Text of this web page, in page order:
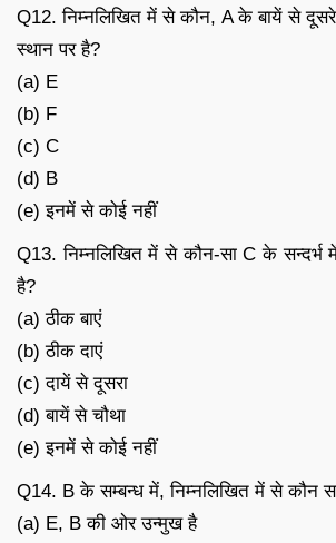
Q12. निम्नलिखित में से कौन, A के बायें से
स्थान पर है?
(a) E
(b) F
(c) C
(d) B
(e) इनमें से कोई नहीं
Q13. निम्नलिखित में से कौन-सा C के सन्दर्भ
है?
(a) ठीक बाएं
(b) ठीक दाएं
(c) दायें से दूसरा
(d) बायें से चौथा
(e) इनमें से कोई नहीं
Q14. B के सम्बन्ध में, निम्नलिखित में से कौन
(a) E, B की ओर उन्मुख है